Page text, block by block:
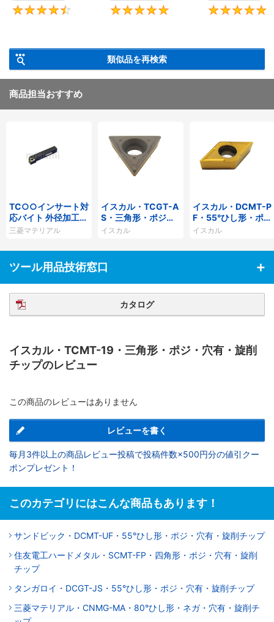
4.5 5
類似品を再検索
商品担当おすすめ
TC○○インサート対
応バイト 外径加工用
SPバイト
三菱マテリアル
イスカル・TCGT-A
S・三角形・ポジ・
穴有・旋削チップ
イスカル
イスカル・DCMT-P
F・55°ひし形・ポ
ジ・穴有・旋削チッ
イスカル
ツール用品技術窓口
カタログ
イスカル・TCMT-19・三角形・ポジ・穴有・旋削
チップのレビュー
この商品のレビューはありません
レビューを書く
毎月3件以上の商品レビュー投稿で投稿件数×500円分の値引クー
ポンプレゼント！
このカテゴリにはこんな商品もあります！
サンドビック・DCMT-UF・55°ひし形・ポジ・穴有・旋削チップ
住友電工ハードメタル・SCMT-FP・四角形・ポジ・穴有・旋削
チップ
タンガロイ・DCGT-JS・55°ひし形・ポジ・穴有・旋削チップ
三菱マテリアル・CNMG-MA・80°ひし形・ネガ・穴有・旋削チ